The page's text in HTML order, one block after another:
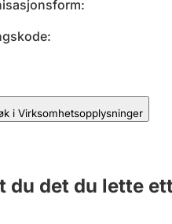
i Virksomhetsopplysninger
du det du lette